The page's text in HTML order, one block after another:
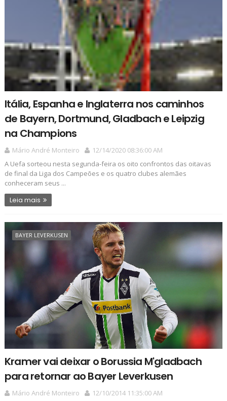
Itália, Espanha e Inglaterra nos caminhos
de Bayern, Dortmund, Gladbach e Leipzig
na Champions
Mário André Monteiro
12/14/2020 08:36:00 AM
A Uefa sorteou nesta segunda-feira os oito confrontos das oitavas
de final da Liga dos Campeões e os quatro clubes alemães
conheceram seus ...
Leia mais
BAYER LEVERKUSEN
Kramer vai deixar o Borussia M'gladbach
para retornar ao Bayer Leverkusen
Mário André Monteiro
12/10/2014 11:35:00 AM